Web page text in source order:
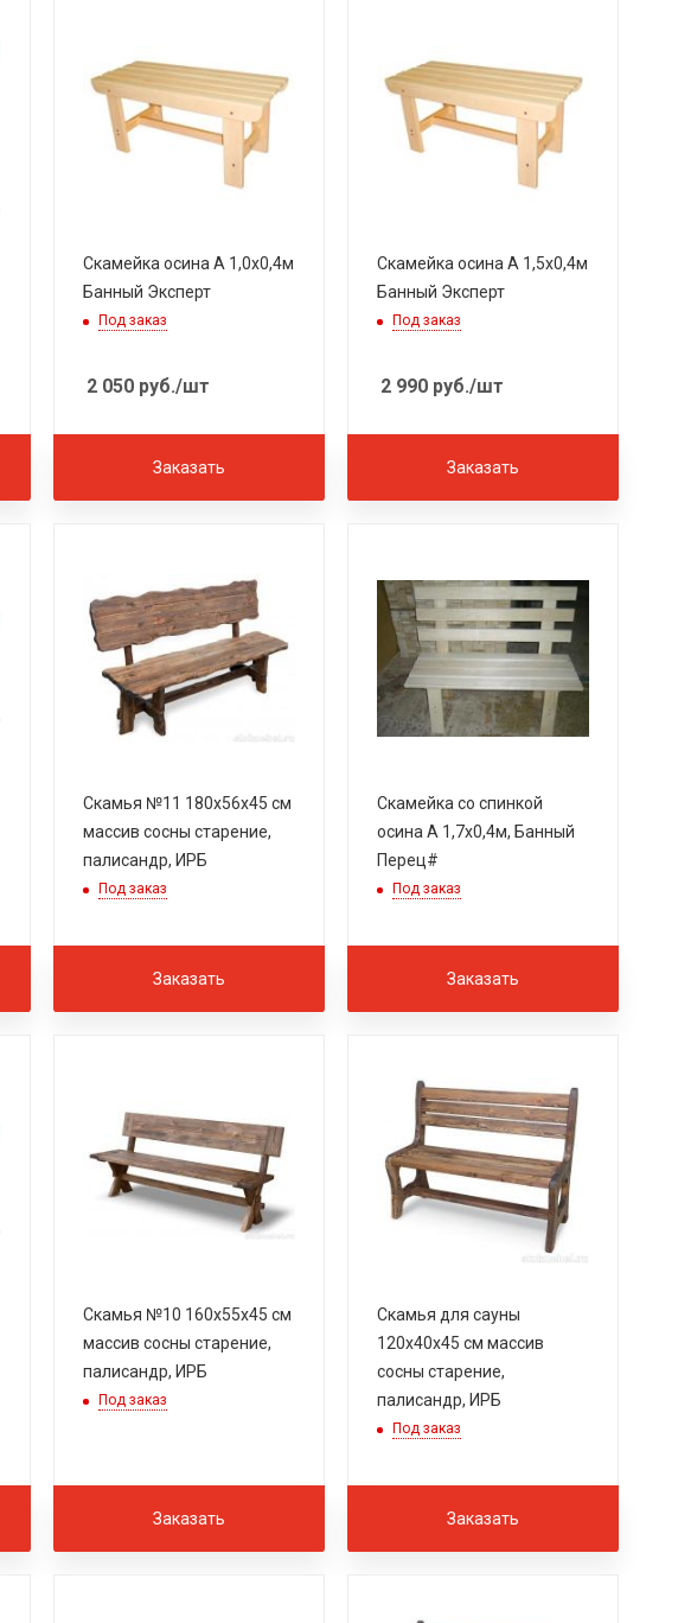
Скамейка осина А 1,0х0,4м
Банный Эксперт
Под заказ
2 050руб./шт
Заказать
Скамейка осина А 1,5х0,4м
Банный Эксперт
Под заказ
2 990руб./шт
Заказать
Скамья №11 180х56х45 см
массив сосны старение,
палисандр, ИРБ
Под заказ
Заказать
Скамейка со спинкой
осина А 1,7х0,4м, Банный
Перец#
Под заказ
Заказать
Скамья №10 160х55х45 см
массив сосны старение,
палисандр, ИРБ
Под заказ
Заказать
Скамья для сауны
120х40х45 см массив
сосны старение,
палисандр, ИРБ
Под заказ
Заказать